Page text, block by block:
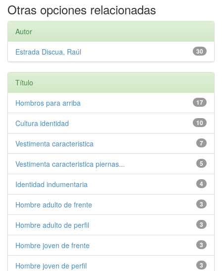
Otras opciones relacionadas
Autor
30
Estrada Discua, Raúl
Título
17
Hombros para arriba
10
Cultura identidad
7
Vestimenta caracteristica
5
Vestimenta caracteristica piernas...
4
Identidad indumentaria
3
Hombre adulto de frente
3
Hombre adulto de perfil
3
Hombre joven de frente
3
Hombre joven de perfil